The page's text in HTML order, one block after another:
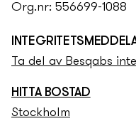
Org.nr: 556699-1088
Ta del av Besqabs
HITTA BOSTAD
Stockholm